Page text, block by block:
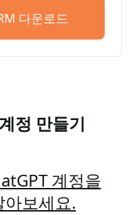
다운로드
정 만들기
계정을
아보세요.